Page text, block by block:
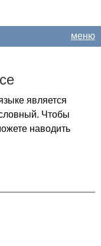
меню
является
Чтобы
наводить